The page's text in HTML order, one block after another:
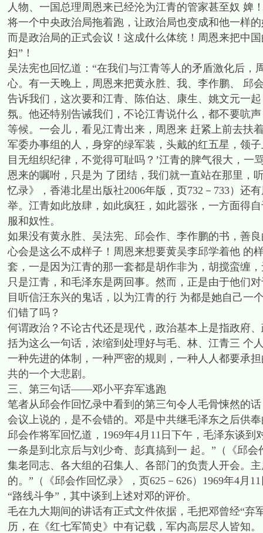
人物、一国总理周恩来已经沦为江青的管家甚至奴 婢
将一个中央政治局拖着跑，让政治局也变成和他一样
而是政治局的正式会议！这成什么体统！周恩来把中
妇”！
吴法宪也回忆道：“在我们与江青等人的矛盾激化后
心。有一天晚上，周恩来把黄永胜、我、李作鹏、 邱
告诉我们，这次要和江青、陈伯达、康生、姚文元一
氛。他还特别告诫我们，不论江青说什么，都不要吭
等候。一会儿，看见江青出来，周恩来 赶紧上前去扶
军委办事组的人，身穿的绿军装，头戴的红五星，领
目无组织纪律，不觉得可耻吗？’江青的脾气很大，
恩来的嘱咐，只是为 了团结，我们就一直站在那里，
忆录》，香港北星出版社2006年版，页732－733）
举。江青如此放肆，如此疯狂，如此嚣张，一方面得
服和奴性。
如果没有黄永胜、吴法宪、邱会作、李作鹏的书，善
心会是这么不成样子！周恩来想要黄吴李邱学着他 的
套，一是因为江青的那一套都是胡作非为，胡搅蛮缠
只是江青，和毛泽东是两回事。然而，正是由于他们
目听信汪东兴的鬼话，以为江青的行 为都是她自己一
们错了吗？
何谓政治？不论古代还是现代，政治基本上是指政府
括为这么一句话，浓缩到处理好与毛、林、江青三 个
一种先进的体制，一种严密的规则，一种人人都要承
共的一个大悲剧。
三、第三句话——邓小平弃军逃跑
笔者从邱会作回忆录中看到的第三句令人毛骨悚然的
会议上说的，是不会错的。邓是中共继毛泽东之后供
邱会作将军回忆道，1969年4月11日下午，毛泽东谈
一条是到北京后与刘少奇、彭真搞到一 起。”（《邱
集老同志、各大组的召集人、各部门的负责人开会。
的。”（《邱会作回忆录》，页625－626）1969年4月
“路线斗争”，其中谈到上述对邓的评价。
毛在九大期间的讲话有正式文件依据，毛把邓曾经“弃
历，在《红七军简史》中有记载，军内高层尽人皆知。